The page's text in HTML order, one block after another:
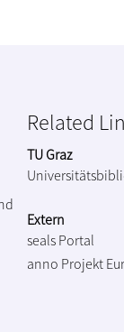
Related
TU Graz
Extern
seals Portal
anno Projekt